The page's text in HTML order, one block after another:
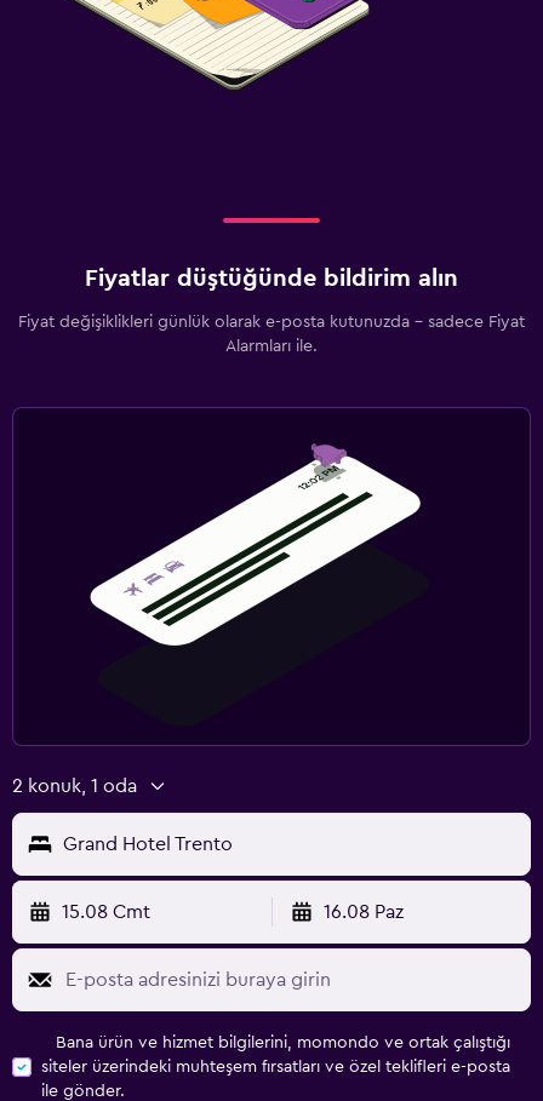
Fiyatlar düştüğünde bildirim alın
Fiyat değişiklikleri günlük olarak e-posta kutunuzda - sadece Fiyat
Alarmları ile.
2 konuk, 1 oda
Grand Hotel Trento
15.08 Cmt 16.08 Paz
Bana ürün ve hizmet bilgilerini, momondo ve ortak çalıştığı
siteler üzerindeki muhteşem fırsatları ve özel teklifleri e-posta
ile gönder.